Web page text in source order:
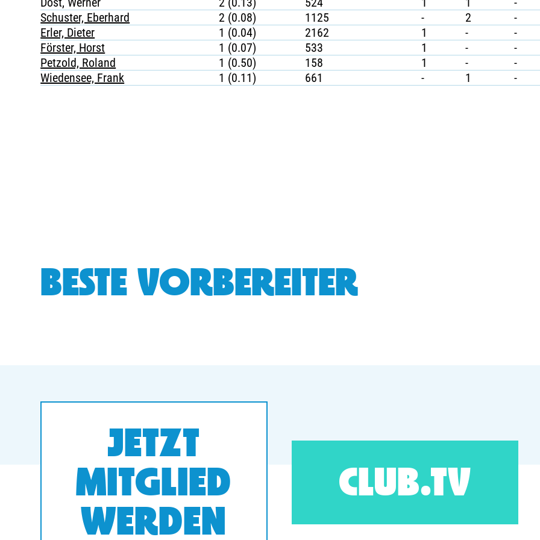
Schuster, Eberhard
2 (0.08) 1125 - 2 -
Erler, Dieter
1 (0.04) 2162 1 - -
Förster, Horst
1 (0.07) 533 1 - -
Petzold, Roland
1 (0.50) 158 1 - -
Wiedensee, Frank
1 (0.11) 661 - 1 -
BESTE VORBEREITER
JETZT
MITGLIED
WERDEN
CLUB.TV